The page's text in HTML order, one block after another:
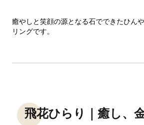
癒やしと笑顔の源となる石でできたひん
リングです。
飛花ひらり｜癒し、